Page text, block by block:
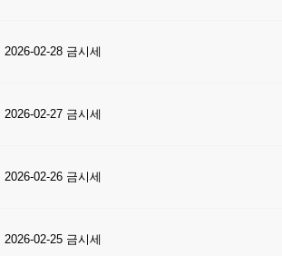
2026-02-28 금시세
2026-02-27 금시세
2026-02-26 금시세
2026-02-25 금시세